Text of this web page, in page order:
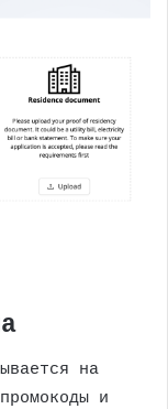
на
и